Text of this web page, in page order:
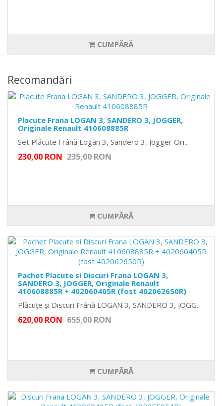
CUMPĂRĂ
Recomandări
Placute Frana LOGAN 3, SANDERO 3, JOGGER,
Originale Renault 410608885R
Set Plăcute Frână Logan 3, Sandero 3, Jogger Ori..
230,00 RON 235,00 RON
CUMPĂRĂ
Pachet Placute si Discuri Frana LOGAN 3,
SANDERO 3, JOGGER, Originale Renault
410608885R + 402060405R (fost 402062650R)
Plăcuțe și Discuri Frână LOGAN 3, SANDERO 3, JOGG..
620,00 RON 655,00 RON
CUMPĂRĂ